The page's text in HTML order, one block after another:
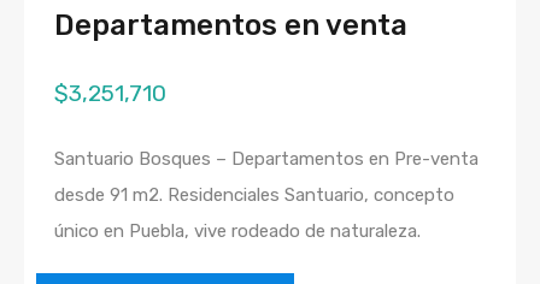
Departamentos en venta
$3,251,710
Santuario Bosques – Departamentos en Pre-venta
desde 91 m2. Residenciales Santuario, concepto
único en Puebla, vive rodeado de naturaleza.